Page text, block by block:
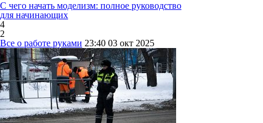
С чего начать моделизм: полное руководство
для начинающих
4
2
Все о работе руками 23:40 03 окт 2025